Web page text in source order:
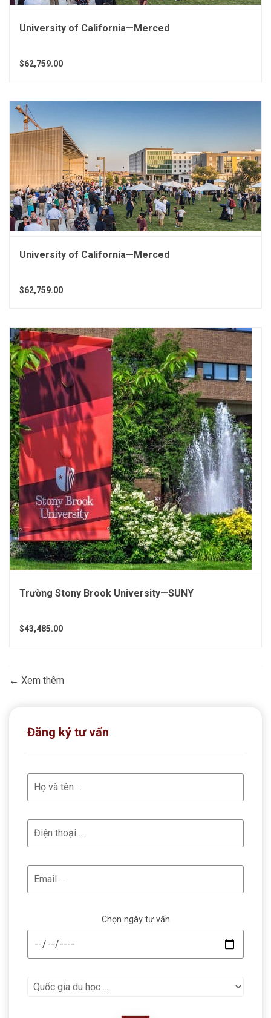
University of California—Merced
$62,759.00
University of California—Merced
$62,759.00
Trường Stony Brook University—SUNY
$43,485.00
Xem thêm
Đăng ký tư vấn
Chọn ngày tư vấn